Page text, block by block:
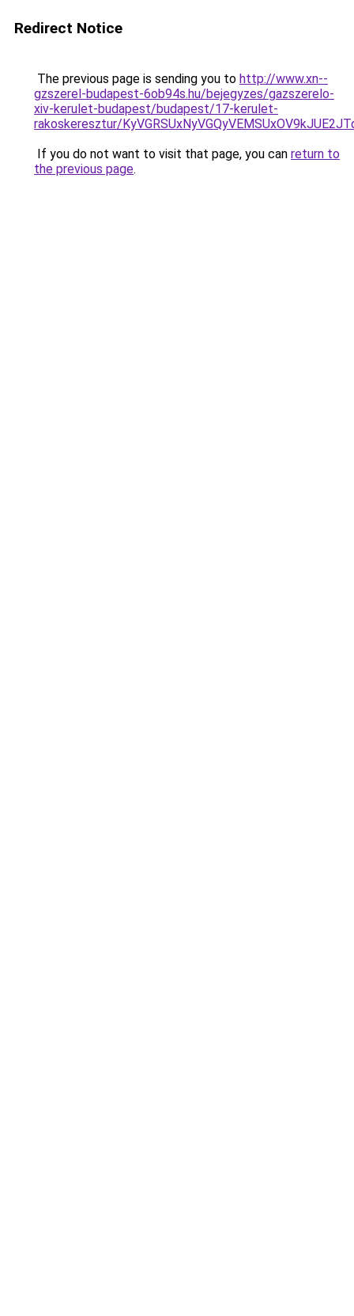
Redirect Notice
The previous page is sending you to http://www.xn--
gzszerel-budapest-6ob94s.hu/bejegyzes/gazszerelo-
xiv-kerulet-budapest/budapest/17-kerulet-
rakoskeresztur/
If you do not want to visit that page, you can return to
the previous page.